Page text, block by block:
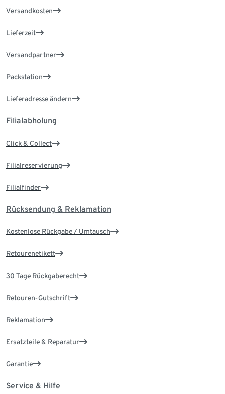
Versandkosten
Lieferzeit
Versandpartner
Packstation
Lieferadresse ändern
Filialabholung
Click & Collect
Filialreservierung
Filialfinder
Rücksendung & Reklamation
Kostenlose Rückgabe / Umtausch
Retourenetikett
30 Tage Rückgaberecht
Retouren-Gutschrift
Reklamation
Ersatzteile & Reparatur
Garantie
Service & Hilfe